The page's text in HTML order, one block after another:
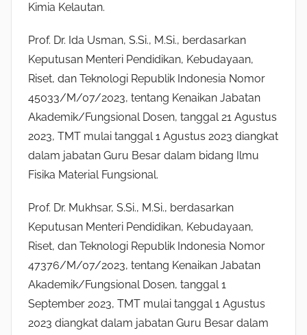
Kimia Kelautan.
Prof. Dr. Ida Usman, S.Si., M.Si., berdasarkan
Keputusan Menteri Pendidikan, Kebudayaan,
Riset, dan Teknologi Republik Indonesia Nomor
45033/M/07/2023, tentang Kenaikan Jabatan
Akademik/Fungsional Dosen, tanggal 21 Agustus
2023, TMT mulai tanggal 1 Agustus 2023 diangkat
dalam jabatan Guru Besar dalam bidang Ilmu
Fisika Material Fungsional.
Prof. Dr. Mukhsar, S.Si., M.Si., berdasarkan
Keputusan Menteri Pendidikan, Kebudayaan,
Riset, dan Teknologi Republik Indonesia Nomor
47376/M/07/2023, tentang Kenaikan Jabatan
Akademik/Fungsional Dosen, tanggal 1
September 2023, TMT mulai tanggal 1 Agustus
2023 diangkat dalam jabatan Guru Besar dalam